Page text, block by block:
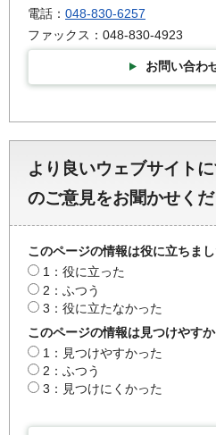
電話： 048-830-6257
ファックス：048-830-4923
お問い合わ
より良いウェブサイト
のご意見をお聞かせく
このページの情報は役に立ちまし
1：役に立った
2：ふつう
3：役に立たなかった
このページの情報は見つけやす
1：見つけやすかった
2：ふつう
3：見つけにくかった